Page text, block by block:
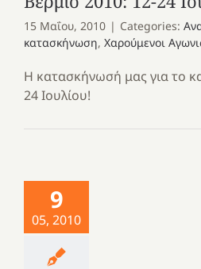
15 Μαΐου, 2010 | Categories:
κατασκήνωση, Χαρούμενοι
Η κατασκήνωσή μας για το
24 Ιουλίου!
9
05, 2010